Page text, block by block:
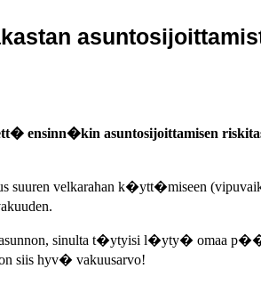
ensinn�kin asuntosijoittamisen
suuren velkarahan k�ytt�miseen
sinulta t�ytyisi l�yty� omaa
siis hyv� vakuusarvo!